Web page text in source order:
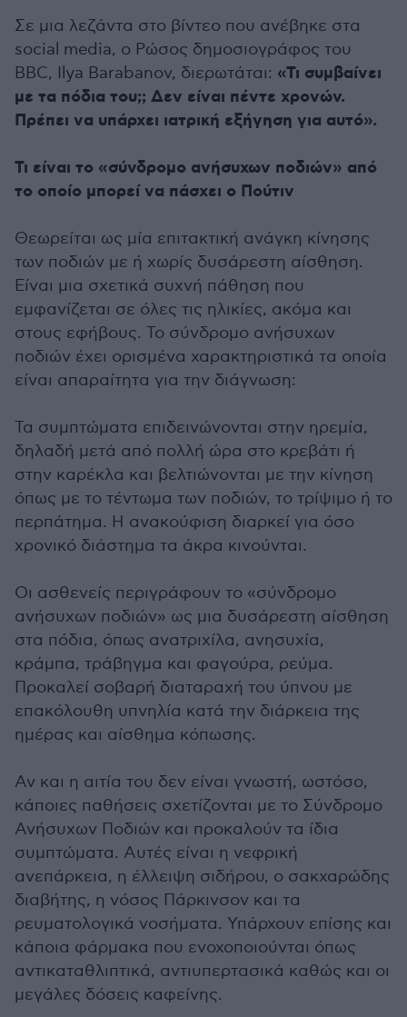
Σε μια λεζάντα στο βίντεο που ανέβηκε στα
social media, ο Ρώσος δημοσιογράφος του
BBC, Ιlya Barabanov, διερωτάται: «Τι συμβαίνει
με τα πόδια του;; Δεν είναι πέντε χρονών.
Πρέπει να υπάρχει ιατρική εξήγηση για αυτό».
Τι είναι το «σύνδρομο ανήσυχων ποδιών» από
το οποίο μπορεί να πάσχει ο Πούτιν
Θεωρείται ως μία επιτακτική ανάγκη κίνησης
των ποδιών με ή χωρίς δυσάρεστη αίσθηση.
Είναι μια σχετικά συχνή πάθηση που
εμφανίζεται σε όλες τις ηλικίες, ακόμα και
στους εφήβους. Το σύνδρομο ανήσυχων
ποδιών έχει ορισμένα χαρακτηριστικά τα οποία
είναι απαραίτητα για την διάγνωση:
Τα συμπτώματα επιδεινώνονται στην ηρεμία,
δηλαδή μετά από πολλή ώρα στο κρεβάτι ή
στην καρέκλα και βελτιώνονται με την κίνηση
όπως με το τέντωμα των ποδιών, το τρίψιμο ή το
περπάτημα. Η ανακούφιση διαρκεί για όσο
χρονικό διάστημα τα άκρα κινούνται.
Οι ασθενείς περιγράφουν το «σύνδρομο
ανήσυχων ποδιών» ως μια δυσάρεστη αίσθηση
στα πόδια, όπως ανατριχίλα, ανησυχία,
κράμπα, τράβηγμα και φαγούρα, ρεύμα.
Προκαλεί σοβαρή διαταραχή του ύπνου με
επακόλουθη υπνηλία κατά την διάρκεια της
ημέρας και αίσθημα κόπωσης.
Αν και η αιτία του δεν είναι γνωστή, ωστόσο,
κάποιες παθήσεις σχετίζονται με το Σύνδρομο
Ανήσυχων Ποδιών και προκαλούν τα ίδια
συμπτώματα. Αυτές είναι η νεφρική
ανεπάρκεια, η έλλειψη σιδήρου, ο σακχαρώδης
διαβήτης, η νόσος Πάρκινσον και τα
ρευματολογικά νοσήματα. Υπάρχουν επίσης και
κάποια φάρμακα που ενοχοποιούνται όπως
αντικαταθλιπτικά, αντιυπερτασικά καθώς και οι
μεγάλες δόσεις καφείνης.